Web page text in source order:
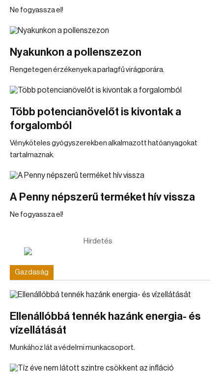
Ne fogyassza el!
Nyakunkon a pollenszezon
Rengetegen érzékenyek a parlagfű virágporára.
Több potencianövelőt is kivontak a
forgalomból
Vényköteles gyógyszerekben alkalmazott hatóanyagokat
tartalmaznak.
A Penny népszerű terméket hív vissza
Ne fogyassza el!
Hirdetés
Gazdaság
Ellenállóbbá tennék hazánk energia- és
vízellátását
Munkához lát a védelmi munkacsoport.